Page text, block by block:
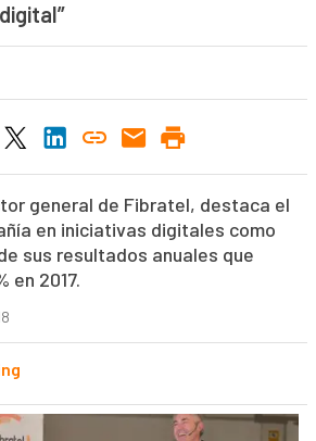
general de Fibratel, destaca el
en iniciativas digitales como
sus resultados anuales que
en 2017.